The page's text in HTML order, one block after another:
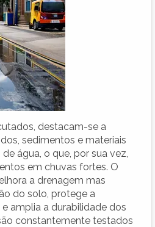
destacam-se a
sedimentos e materiais
água, o que, por sua vez,
em chuvas fortes. O
a drenagem mas
do solo, protege a
amplia a durabilidade dos
constantemente testados